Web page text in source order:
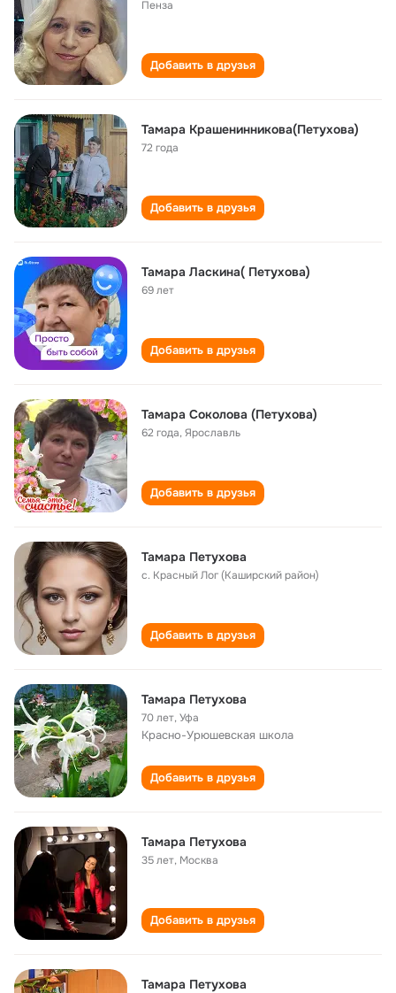
Пенза
Добавить в друзья
Тамара Крашенинникова(Петухова)
72 года
Добавить в друзья
Тамара Ласкина( Петухова)
69 лет
Добавить в друзья
Тамара Соколова (Петухова)
62 года,Ярославль
Добавить в друзья
Тамара Петухова
с. Красный Лог (Каширский район)
Добавить в друзья
Тамара Петухова
70 лет,Уфа
Красно-Урюшевская школа
Добавить в друзья
Тамара Петухова
35 лет, Москва
Добавить в друзья
Тамара Петухова